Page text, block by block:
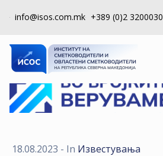
info@isos.com.mk +389 (0)2 3200030
ЗА
НАС
РЕГИСТРИ
КОНТРОЛА
18.08.2023 - In Известувања